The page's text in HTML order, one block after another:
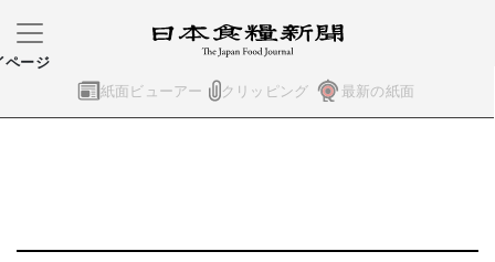
紙面ビューアー クリッピング 最新の紙面
ページ